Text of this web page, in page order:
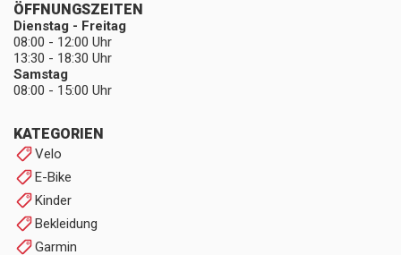
KATEGORIEN
Velo
E-Bike
Kinder
Bekleidung
Garmin
ÖFFNUNGSZEITEN
Dienstag - Freitag
08:00 - 12:00 Uhr
13:30 - 18:30 Uhr
Samstag
08:00 - 15:00 Uhr